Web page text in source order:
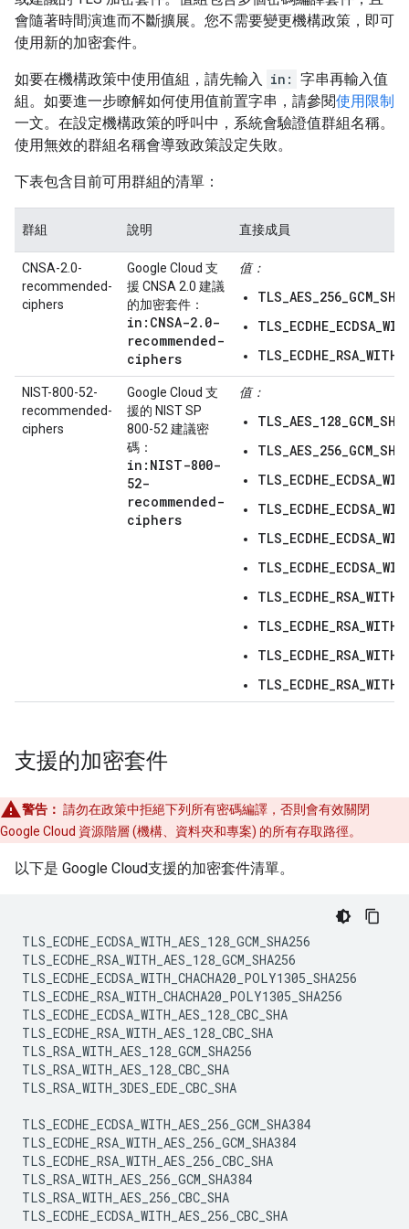
會隨著時間演進而不斷擴展。您不需要變更機構政策，即可
使用新的加密套件。
如要在機構政策中使用值組，請先輸入 in: 字串再輸入值
組。如要進一步瞭解如何使用值前置字串，請參閱使用限制
一文。在設定機構政策的呼叫中，系統會驗證值群組名稱。
使用無效的群組名稱會導致政策設定失敗。
下表包含目前可用群組的清單：
群組 說明 直接成員
CNSA-2.0-
recommended-
ciphers
Google Cloud 支
援 CNSA 2.0 建議
的加密套件：
in:CNSA-2. 0-
recommended-
ciphers
值：
NIST-800-52-
recommended-
ciphers
Google Cloud 支
援的 NIST SP
800-52 建議密
碼：
in:NIST-800-
52-
recommended-
ciphers
值：
支援的加密套件
警告： 請勿在政策中拒絕下列所有密碼編譯，否則會有效關閉
Google Cloud 資源階層 (機構、資料夾和專案) 的所有存取路徑。
以下是 Google Cloud支援的加密套件清單。
TLS_ECDHE_ECDSA_WITH_AES_128_GCM_SHA256
TLS_ECDHE_RSA_WITH_AES_128_GCM_SHA256
TLS_ECDHE_ECDSA_WITH_CHACHA20_POLY1305_SHA256
TLS_ECDHE_RSA_WITH_CHACHA20_POLY1305_SHA256
TLS_ECDHE_ECDSA_WITH_AES_128_CBC_SHA
TLS_ECDHE_RSA_WITH_AES_128_CBC_SHA
TLS_RSA_WITH_AES_128_GCM_SHA256
TLS_RSA_WITH_AES_128_CBC_SHA
TLS_RSA_WITH_3DES_EDE_CBC_SHA
TLS_ECDHE_ECDSA_WITH_AES_256_GCM_SHA384
TLS_ECDHE_RSA_WITH_AES_256_GCM_SHA384
TLS_ECDHE_RSA_WITH_AES_256_CBC_SHA
TLS_RSA_WITH_AES_256_GCM_SHA384
TLS_RSA_WITH_AES_256_CBC_SHA
TLS_ECDHE_ECDSA_WITH_AES_256_CBC_SHA